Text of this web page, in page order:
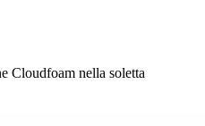
Cloudfoam nella soletta